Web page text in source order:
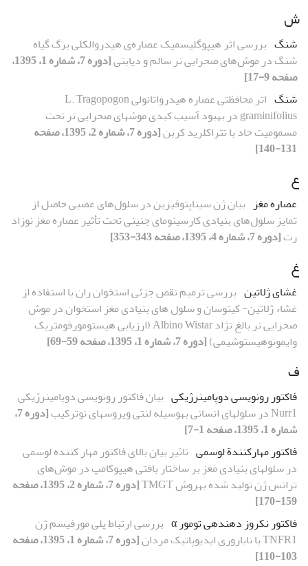
ش
شنگ بررسی اثر هیپوگلیسمیک عصاره‌ی هیدروالکلی برگ گیاه
شنگ در موش‌های صحرایی نر سالم و دیابتی
[دوره 7، شماره 1، 1395،
صفحه 9-17]
شنگ
اثر محافظتی عصاره هیدرواتانولی L. Tragopogon
graminifolius در بهبود آسیب کبدی موش‏های صحرایی نر تحت
مسمومیت حاد با تتراکلرید کربن
[دوره 7، شماره 2، 1395، صفحه
131-140]
ع
عصاره مغز بیان ژن‌ سیناپتوفیزین در سلول‌های عصبی حاصل از
تمایز سلول‌های بنیادی کارسینومای جنینی تحت تأثیر عصاره مغز نوزاد
رت[دوره 7، شماره 4، 1395، صفحه 343-353]
غ
غشای ژلاتین بررسی ترمیم نقص جزئی استخوان ران با استفاده از
غشاء ژلاتین- کیتوسان و سلول های بنیادی مغز استخوان در موش
صحرایی نر بالغ نژاد Albino Wistar (ارزیابی هیستومورفومتریک
وایمونوهیستوشیمی)[دوره 7، شماره 1، 1395، صفحه 59-69]
ف
فاکتور رونویسی دوپامینرژیکی بیان فاکتور رونویسی دوپامینرژیکی
Nurr1 در سلول‏های انسانی به‏وسیله لنتی ویروس‏های نوترکیب
[دوره 7،
شماره 1، 1395، صفحه 1-7]
فاکتور مهارکنندة لوسمی تاثیر بیان بالای فاکتور مهار کننده لوسمی
در سلول‏های بنیادی مغز بر ساختار بافتی هیپوکامپ در موش‌های
ترانس ژن تولید شده به‏روش TMGT
[دوره 7، شماره 2، 1395، صفحه
159-170]
فاکتور نکروز دهنده‏ی تومور α
بررسی ارتباط پلی مورفیسم ژن
TNFR1 با ناباروری ایدیوپاتیک مردان
[دوره 7، شماره 1، 1395، صفحه
103-110]